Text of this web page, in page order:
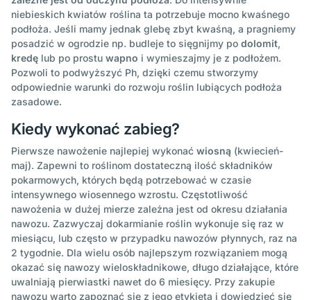
niebieskich kwiatów roślina ta potrzebuje mocno kwaśnego
podłoża. Jeśli mamy jednak glebę zbyt kwaśną, a pragniemy
posadzić w ogrodzie np. budleje to sięgnijmy po dolomit,
kredę lub po prostu wapno i wymieszajmy je z podłożem.
Pozwoli to podwyższyć Ph, dzięki czemu stworzymy
odpowiednie warunki do rozwoju roślin lubiących podłoża
zasadowe.
Kiedy wykonać zabieg?
Pierwsze nawożenie najlepiej wykonać wiosną (kwiecień-
maj). Zapewni to roślinom dostateczną ilość składników
pokarmowych, których będą potrzebować w czasie
intensywnego wiosennego wzrostu. Częstotliwość
nawożenia w dużej mierze zależna jest od okresu działania
nawozu. Zazwyczaj dokarmianie roślin wykonuje się raz w
miesiącu, lub często w przypadku nawozów płynnych, raz na
2 tygodnie. Dla wielu osób najlepszym rozwiązaniem mogą
okazać się nawozy wieloskładnikowe, długo działające, które
uwalniają pierwiastki nawet do 6 miesięcy. Przy zakupie
nawozu warto zapoznać się z jego etykietą i dowiedzieć się